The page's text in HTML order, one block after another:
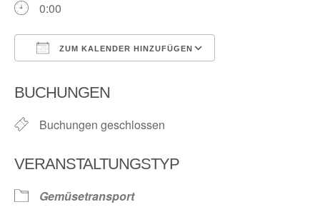
0:00
ZUM KALENDER HINZUFÜGEN
BUCHUNGEN
Buchungen geschlossen
VERANSTALTUNGSTYP
Gemüsetransport